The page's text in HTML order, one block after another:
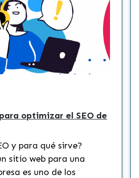
optimizar el SEO de
y para qué sirve?
sitio web para una
es uno de los